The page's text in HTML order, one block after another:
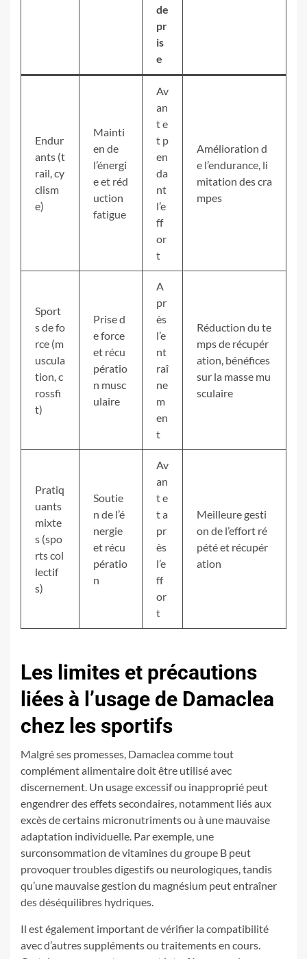
de
pr
is
e
Endur
ants (t
rail, cy
clism
e)
Mainti
en de
l’énergi
e et réd
uction
fatigue
Av
an
t e
t p
en
da
nt
l’e
ff
or
t
Amélioration d
e l’endurance, li
mitation des cra
mpes
Sport
s de fo
rce (m
uscula
tion, c
rossfi
t)
Prise d
e force
et récu
pératio
n musc
ulaire
A
pr
ès
l’e
nt
raî
ne
m
en
t
Réduction du te
mps de récupér
ation, bénéfices
sur la masse mu
sculaire
Pratiq
uants
mixte
s (spo
rts col
lectif
s)
Soutie
n de l’é
nergie
et récu
pératio
n
Av
an
t e
t a
pr
ès
l’e
ff
or
t
Meilleure gesti
on de l’effort ré
pété et récupér
ation
Les limites et précautions
liées à l’usage de Damaclea
chez les sportifs
Malgré ses promesses, Damaclea comme tout
complément alimentaire doit être utilisé avec
discernement. Un usage excessif ou inapproprié peut
engendrer des effets secondaires, notamment liés aux
excès de certains micronutriments ou à une mauvaise
adaptation individuelle. Par exemple, une
surconsommation de vitamines du groupe B peut
provoquer troubles digestifs ou neurologiques, tandis
qu’une mauvaise gestion du magnésium peut entraîner
des déséquilibres hydriques.
Il est également important de vérifier la compatibilité
avec d’autres suppléments ou traitements en cours.